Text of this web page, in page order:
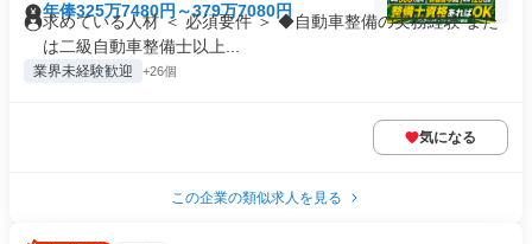
年俸325万7480円～379万7080円
求めている人材 ＜ 必須要件 ＞ ◆自動車整備の実務経験 また
は二級自動車整備士以上...
業界未経験歓迎 +26個
気になる
この企業の類似求人を見る